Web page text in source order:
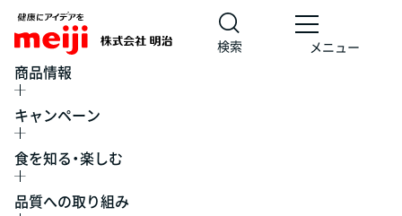
検索 メニュー
商品情報
キャンペーン
食を知る・楽しむ
品質への取り組み